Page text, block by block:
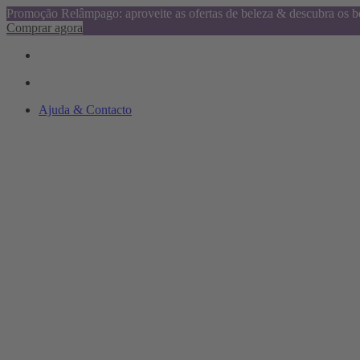
Promoção Relâmpago: aproveite as ofertas de beleza & descubra os
Comprar agora
Ajuda & Contacto